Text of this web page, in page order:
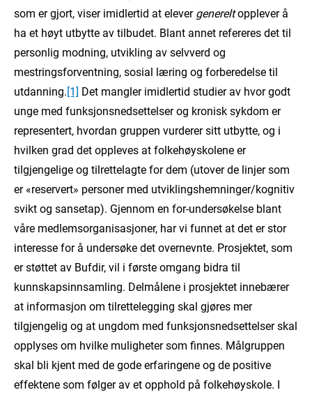
som er gjort, viser imidlertid at elevergenereltopplever å
ha et høyt utbytte av tilbudet. Blant annet refereres det til
personlig modning, utvikling av selvverd og
mestringsforventning, sosial læring og forberedelse til
utdanning.[1] Det mangler imidlertid studier av hvor godt
unge med funksjonsnedsettelser og kronisk sykdom er
representert, hvordan gruppen vurderer sitt utbytte, og i
hvilken grad det oppleves at folkehøyskolene er
tilgjengelige og tilrettelagte for dem (utover de linjer som
er «reservert» personer med utviklingshemninger/kognitiv
svikt og sansetap). Gjennom en for-undersøkelse blant
våre medlemsorganisasjoner, har vi funnet at det er stor
interesse for å undersøke det overnevnte. Prosjektet, som
er støttet av Bufdir, vil i første omgang bidra til
kunnskapsinnsamling. Delmålene i prosjektet innebærer
at informasjon om tilrettelegging skal gjøres mer
tilgjengelig og at ungdom med funksjonsnedsettelser skal
opplyses om hvilke muligheter som finnes. Målgruppen
skal bli kjent med de gode erfaringene og de positive
effektene som følger av et opphold på folkehøyskole. I